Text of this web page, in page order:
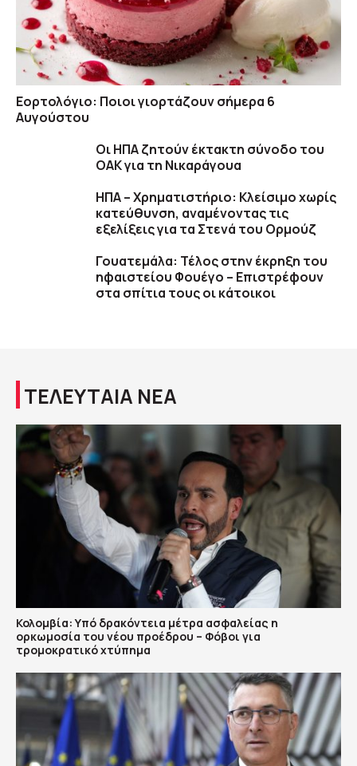
Εορτολόγιο: Ποιοι γιορτάζουν σήμερα 6
Αυγούστου
Οι ΗΠΑ ζητούν έκτακτη σύνοδο του
ΟΑΚ για τη Νικαράγουα
ΗΠΑ – Χρηματιστήριο: Κλείσιμο χωρίς
κατεύθυνση, αναμένοντας τις
εξελίξεις για τα Στενά του Ορμούζ
Γουατεμάλα: Τέλος στην έκρηξη του
ηφαιστείου Φουέγο – Επιστρέφουν
στα σπίτια τους οι κάτοικοι
ΤΕΛΕΥΤΑΙΑ ΝΕΑ
Κολομβία: Υπό δρακόντεια μέτρα ασφαλείας η
ορκωμοσία του νέου προέδρου – Φόβοι για
τρομοκρατικό χτύπημα